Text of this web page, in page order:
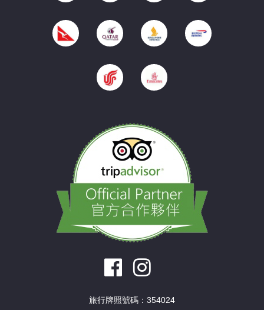
旅行牌照號碼：354024